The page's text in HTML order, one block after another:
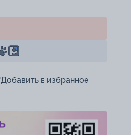
Добавить в избранное